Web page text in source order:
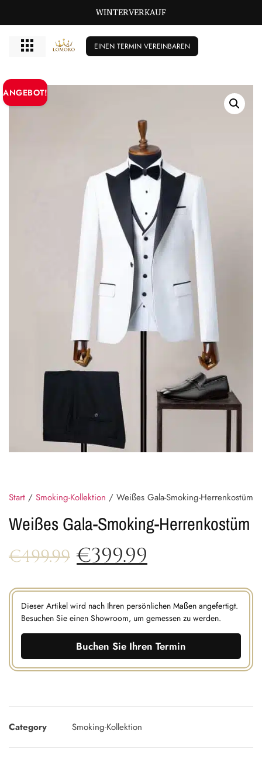
WINTERVERKAUF
EINEN TERMIN VEREINBAREN
ANGEBOT!
Start / Smoking-Kollektion / Weißes Gala-Smoking-Herrenkostüm
Weißes Gala-Smoking-Herrenkostüm
€499.99 €399.99
Dieser Artikel wird nach Ihren persönlichen Maßen angefertigt.
Besuchen Sie einen Showroom, um gemessen zu werden.
Buchen Sie Ihren Termin
Category Smoking-Kollektion